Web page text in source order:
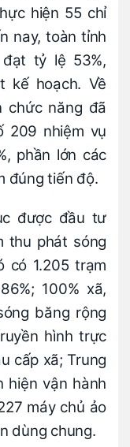
hiện 55 chỉ
nay, toàn tỉnh
tỷ lệ 53%,
kế hoạch. Về
chức năng đã
209 nhiệm vụ
phần lớn các
đúng tiến độ.
được đầu tư
thu phát sóng
có 1.205 trạm
100% xã,
băng rộng
hình trực
cấp xã; Trung
hiện vận hành
máy chủ ảo
dùng chung.